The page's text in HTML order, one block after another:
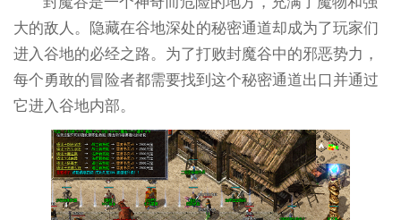
大的敌人。隐藏在谷地深处的秘密通道却成为了玩家们
进入谷地的必经之路。为了打败封魔谷中的邪恶势力，
每个勇敢的冒险者都需要找到这个秘密通道出口并通过
它进入谷地内部。